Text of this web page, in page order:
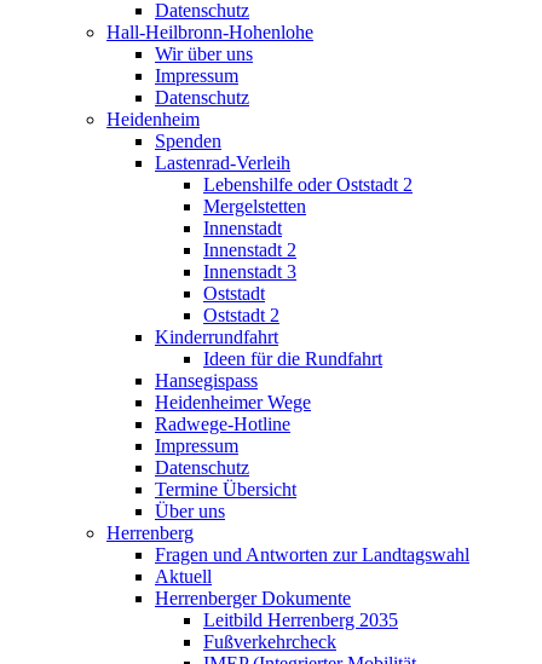
Datenschutz
Hall-Heilbronn-Hohenlohe
Wir über uns
Impressum
Datenschutz
Heidenheim
Spenden
Lastenrad-Verleih
Lebenshilfe oder Oststadt 2
Mergelstetten
Innenstadt
Innenstadt 2
Innenstadt 3
Oststadt
Oststadt 2
Kinderrundfahrt
Ideen für die Rundfahrt
Hansegispass
Heidenheimer Wege
Radwege-Hotline
Impressum
Datenschutz
Termine Übersicht
Über uns
Herrenberg
Fragen und Antworten zur Landtagswahl
Aktuell
Herrenberger Dokumente
Leitbild Herrenberg 2035
Fußverkehrcheck